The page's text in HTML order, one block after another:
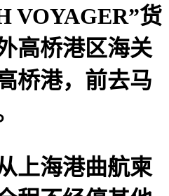
VOYAGER”货
高桥港区海关
桥港，前去马
海港曲航柬